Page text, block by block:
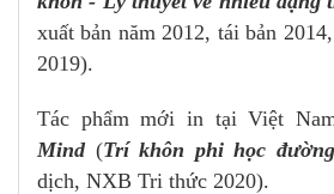
xuất bản năm 2012, tái bản
2019).
Tác phẩm mới in tại Việt
Mind (Trí khôn phi học đường
dịch, NXB Tri thức 2020).